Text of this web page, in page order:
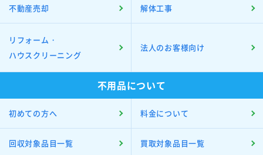
不動産売却 解体工事
リフォーム・
ハウスクリーニング
法人のお客様向け
不用品について
初めての方へ 料金について
回収対象品目一覧 買取対象品目一覧